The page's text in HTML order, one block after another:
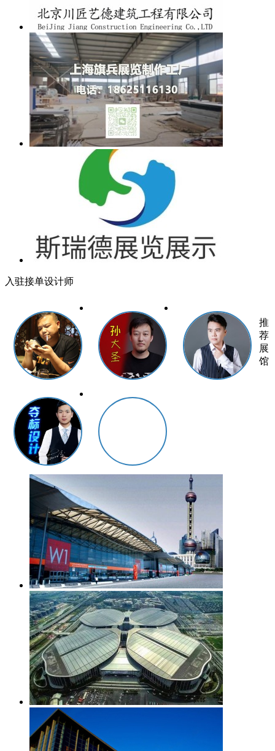
入驻接单设计师
推
荐
展
馆